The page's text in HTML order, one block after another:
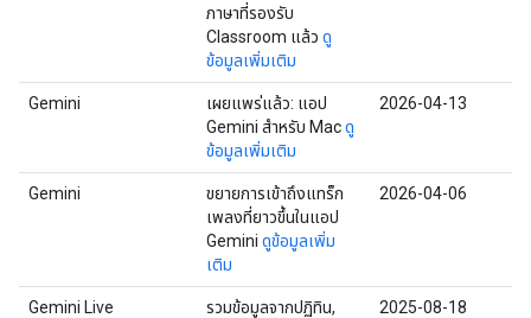
ภาษาที่รองรับ
Classroom แล้ว ดู
ข้อมูลเพิ่มเติม
Gemini
เผยแพร่แล้ว: แอป
Gemini สำหรับ Macดู
ข้อมูลเพิ่มเติม
2026-04-13
Gemini
ขยายการเข้าถึงแทร็ก
เพลงที่ยาวขึ้นในแอป
Gemini ดูข้อมูลเพิ่ม
เติม
2026-04-06
Gemini Live
รวมข้อมูลจากปฏิทิน,
2025-08-18